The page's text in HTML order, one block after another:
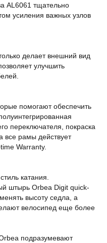
AL6061 тщательно
усиления важных узлов
делает внешний вид
улучшить
помогают обеспечить
переключателя, покраска
все рамы действует
Warranty.
катания.
штырь Orbea Digit quick-
высоту седла, а
велосипед еще более
подразумевают